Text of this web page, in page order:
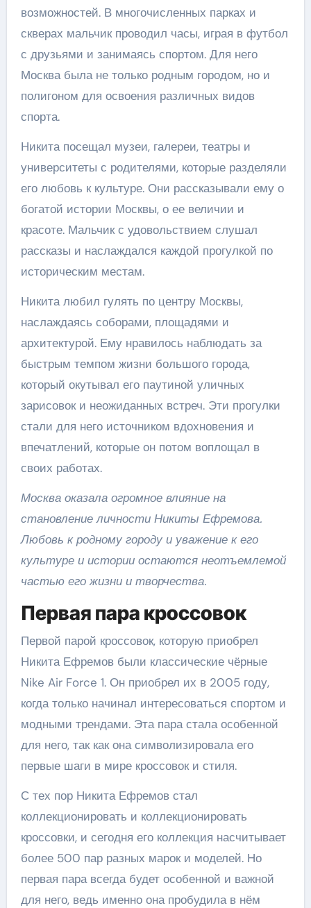
возможностей. В многочисленных парках и
скверах мальчик проводил часы, играя в футбол
с друзьями и занимаясь спортом. Для него
Москва была не только родным городом, но и
полигоном для освоения различных видов
спорта.
Никита посещал музеи, галереи, театры и
университеты с родителями, которые разделяли
его любовь к культуре. Они рассказывали ему о
богатой истории Москвы, о ее величии и
красоте. Мальчик с удовольствием слушал
рассказы и наслаждался каждой прогулкой по
историческим местам.
Никита любил гулять по центру Москвы,
наслаждаясь соборами, площадями и
архитектурой. Ему нравилось наблюдать за
быстрым темпом жизни большого города,
который окутывал его паутиной уличных
зарисовок и неожиданных встреч. Эти прогулки
стали для него источником вдохновения и
впечатлений, которые он потом воплощал в
своих работах.
Москва оказала огромное влияние на
становление личности Никиты Ефремова.
Любовь к родному городу и уважение к его
культуре и истории остаются неотъемлемой
частью его жизни и творчества.
Первая пара кроссовок
Первой парой кроссовок, которую приобрел
Никита Ефремов были классические чёрные
Nike Air Force 1. Он приобрел их в 2005 году,
когда только начинал интересоваться спортом и
модными трендами. Эта пара стала особенной
для него, так как она символизировала его
первые шаги в мире кроссовок и стиля.
С тех пор Никита Ефремов стал
коллекционировать и коллекционировать
кроссовки, и сегодня его коллекция насчитывает
более 500 пар разных марок и моделей. Но
первая пара всегда будет особенной и важной
для него, ведь именно она пробудила в нём